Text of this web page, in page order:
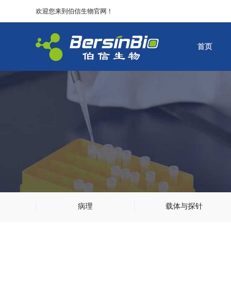
欢迎您来到伯信生物官网！
首页
病理 载体与探针